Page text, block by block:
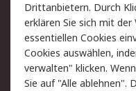
Rechtliches
AGB
Cookie-Richtlinie
Copyright/
Drittanbietern. Durch
erklären Sie sich mit
essentiellen Cookies
Cookies auswählen,
verwalten" klicken.
Sie auf "Alle ablehnen".